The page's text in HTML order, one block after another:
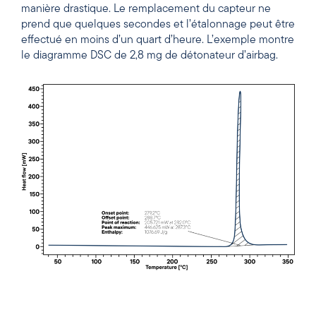
manière drastique. Le remplacement du capteur ne
prend que quelques secondes et l’étalonnage peut être
effectué en moins d’un quart d’heure. L’exemple montre
le diagramme DSC de 2,8 mg de détonateur d’airbag.